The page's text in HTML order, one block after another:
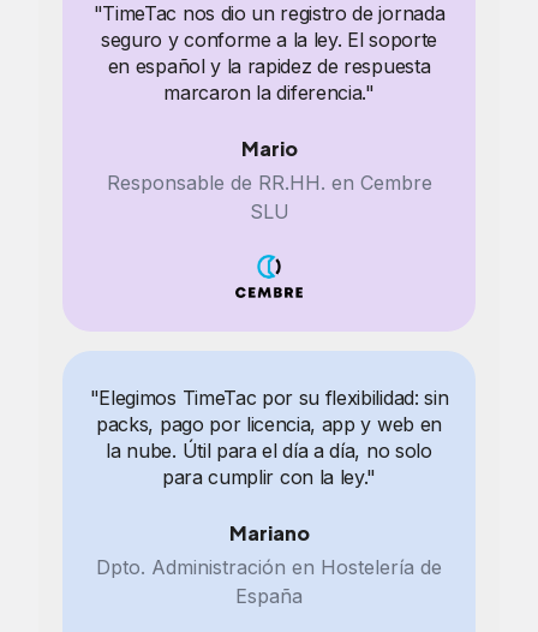
"TimeTac nos dio un registro de jornada
seguro y conforme a la ley. El soporte
en español y la rapidez de respuesta
marcaron la diferencia."
Mario
Responsable de RR.HH. en Cembre
SLU
"Elegimos TimeTac por su flexibilidad: sin
packs, pago por licencia, app y web en
la nube. Útil para el día a día, no solo
para cumplir con la ley."
Mariano
Dpto. Administración en Hostelería de
España